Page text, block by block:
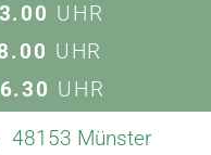
UHR
UHR
UHR
48153 Münster